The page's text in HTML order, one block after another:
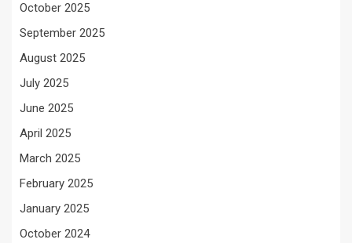
October 2025
September 2025
August 2025
July 2025
June 2025
April 2025
March 2025
February 2025
January 2025
October 2024